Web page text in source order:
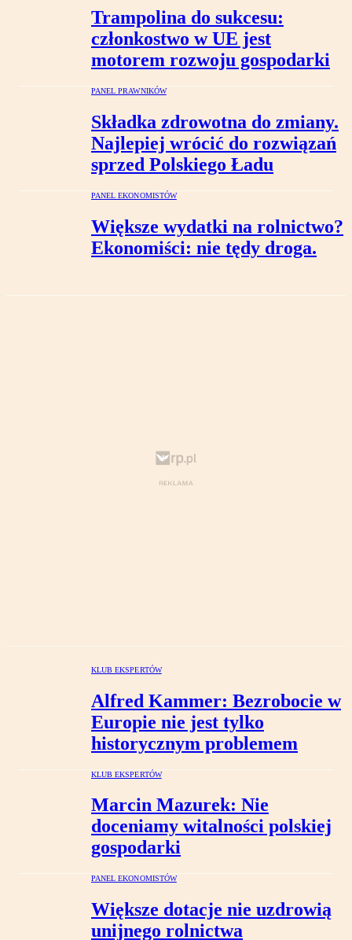
Trampolina do sukcesu:
członkostwo w UE jest
motorem rozwoju gospodarki
PANEL PRAWNIKÓW
Składka zdrowotna do zmiany.
Najlepiej wrócić do rozwiązań
sprzed Polskiego Ładu
PANEL EKONOMISTÓW
Większe wydatki na rolnictwo?
Ekonomiści: nie tędy droga.
KLUB EKSPERTÓW
Alfred Kammer: Bezrobocie w
Europie nie jest tylko
historycznym problemem
KLUB EKSPERTÓW
Marcin Mazurek: Nie
doceniamy witalności polskiej
gospodarki
PANEL EKONOMISTÓW
Większe dotacje nie uzdrowią
unijnego rolnictwa